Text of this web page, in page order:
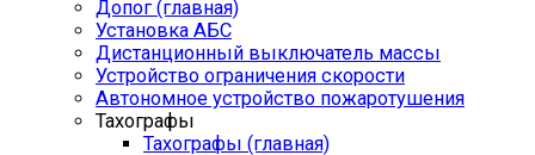
Допог (главная)
Установка АБС
Дистанционный выключатель массы
Устройство ограничения скорости
Автономное устройство пожаротушения
Тахографы
Тахографы (главная)